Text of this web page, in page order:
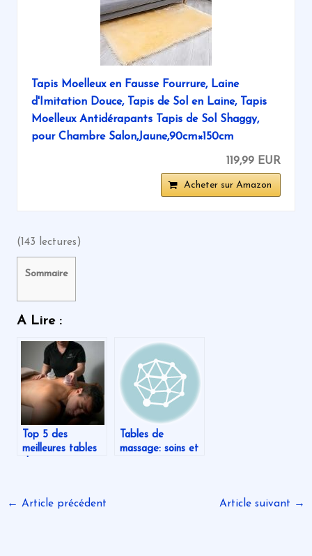
Tapis Moelleux en Fausse Fourrure, Laine
d'Imitation Douce, Tapis de Sol en Laine, Tapis
Moelleux Antidérapants Tapis de Sol Shaggy,
pour Chambre Salon,Jaune,90cm×150cm
119,99 EUR
Acheter sur Amazon
(143 lectures)
Sommaire
A Lire :
Top 5 des
meilleures tables
Tables de
massage: soins et
← Article précédent Article suivant →